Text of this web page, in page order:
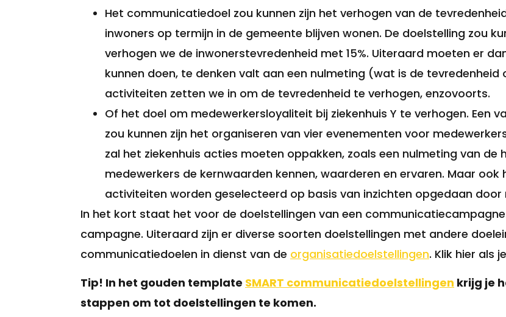
Het communicatiedoel zou kunnen zijn het verhogen van de
inwoners op termijn in de gemeente blijven wonen. De doelstelling zou
verhogen we de inwonerstevredenheid met 15%. Uiteraard moeten er
kunnen doen, te denken valt aan een nulmeting (wat is de
activiteiten zetten we in om de tevredenheid te verhogen, enzovoorts.
Of het doel om medewerkersloyaliteit bij ziekenhuis Y te verhogen. Een
zou kunnen zijn het organiseren van vier evenementen voor
zal het ziekenhuis acties moeten oppakken, zoals een nulmeting van de
medewerkers de kernwaarden kennen, waarderen en ervaren. Maar
activiteiten worden geselecteerd op basis van inzichten opgedaan door
In het kort staat het voor de doelstellingen van een
campagne. Uiteraard zijn er diverse soorten doelstellingen met andere
communicatiedoelen in dienst van de organisatiedoelstellingen. Klik hier als
Tip! In het gouden template SMART communicatiedoelstellingen krijg je
stappen om tot doelstellingen te komen.